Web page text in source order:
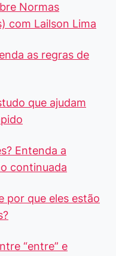
Normas
com Lailson Lima
as regras de
que ajudam
Entenda a
continuada
por que eles estão
“entre” e